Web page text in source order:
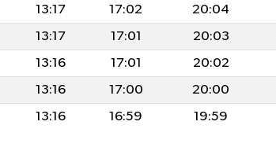
13:17 17:02 20:04
13:17 17:01 20:03
13:16 17:01 20:02
13:16 17:00 20:00
13:16 16:59 19:59